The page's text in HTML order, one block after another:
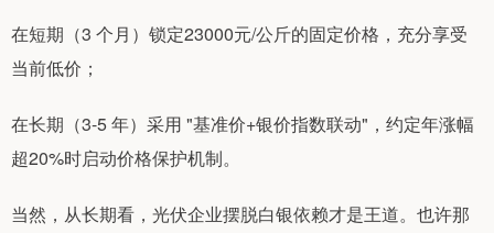
在短期（3 个月）锁定23000元/公斤的固定价格，充分享受
当前低价；
在长期（3-5 年）采用 "基准价+银价指数联动"，约定年涨幅
超20%时启动价格保护机制。
当然，从长期看，光伏企业摆脱白银依赖才是王道。也许那